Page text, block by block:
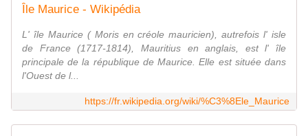
Île Maurice - Wikipédia
L' île Maurice ( Moris en créole mauricien), autrefois l' isle
de France (1717-1814), Mauritius en anglais, est l' île
principale de la république de Maurice. Elle est située dans
l'Ouest de l...
https://fr.wikipedia.org/wiki/%C3%8Ele_Maurice